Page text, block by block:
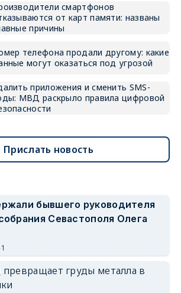
смартфонов
от карт памяти: названы
причины
телефона продали другому: какие
могут оказаться под угрозой
приложения и сменить SMS-
МВД раскрыло правила цифровой
Прислать новость
бывшего руководителя
Севастополя Олега
груды металла в